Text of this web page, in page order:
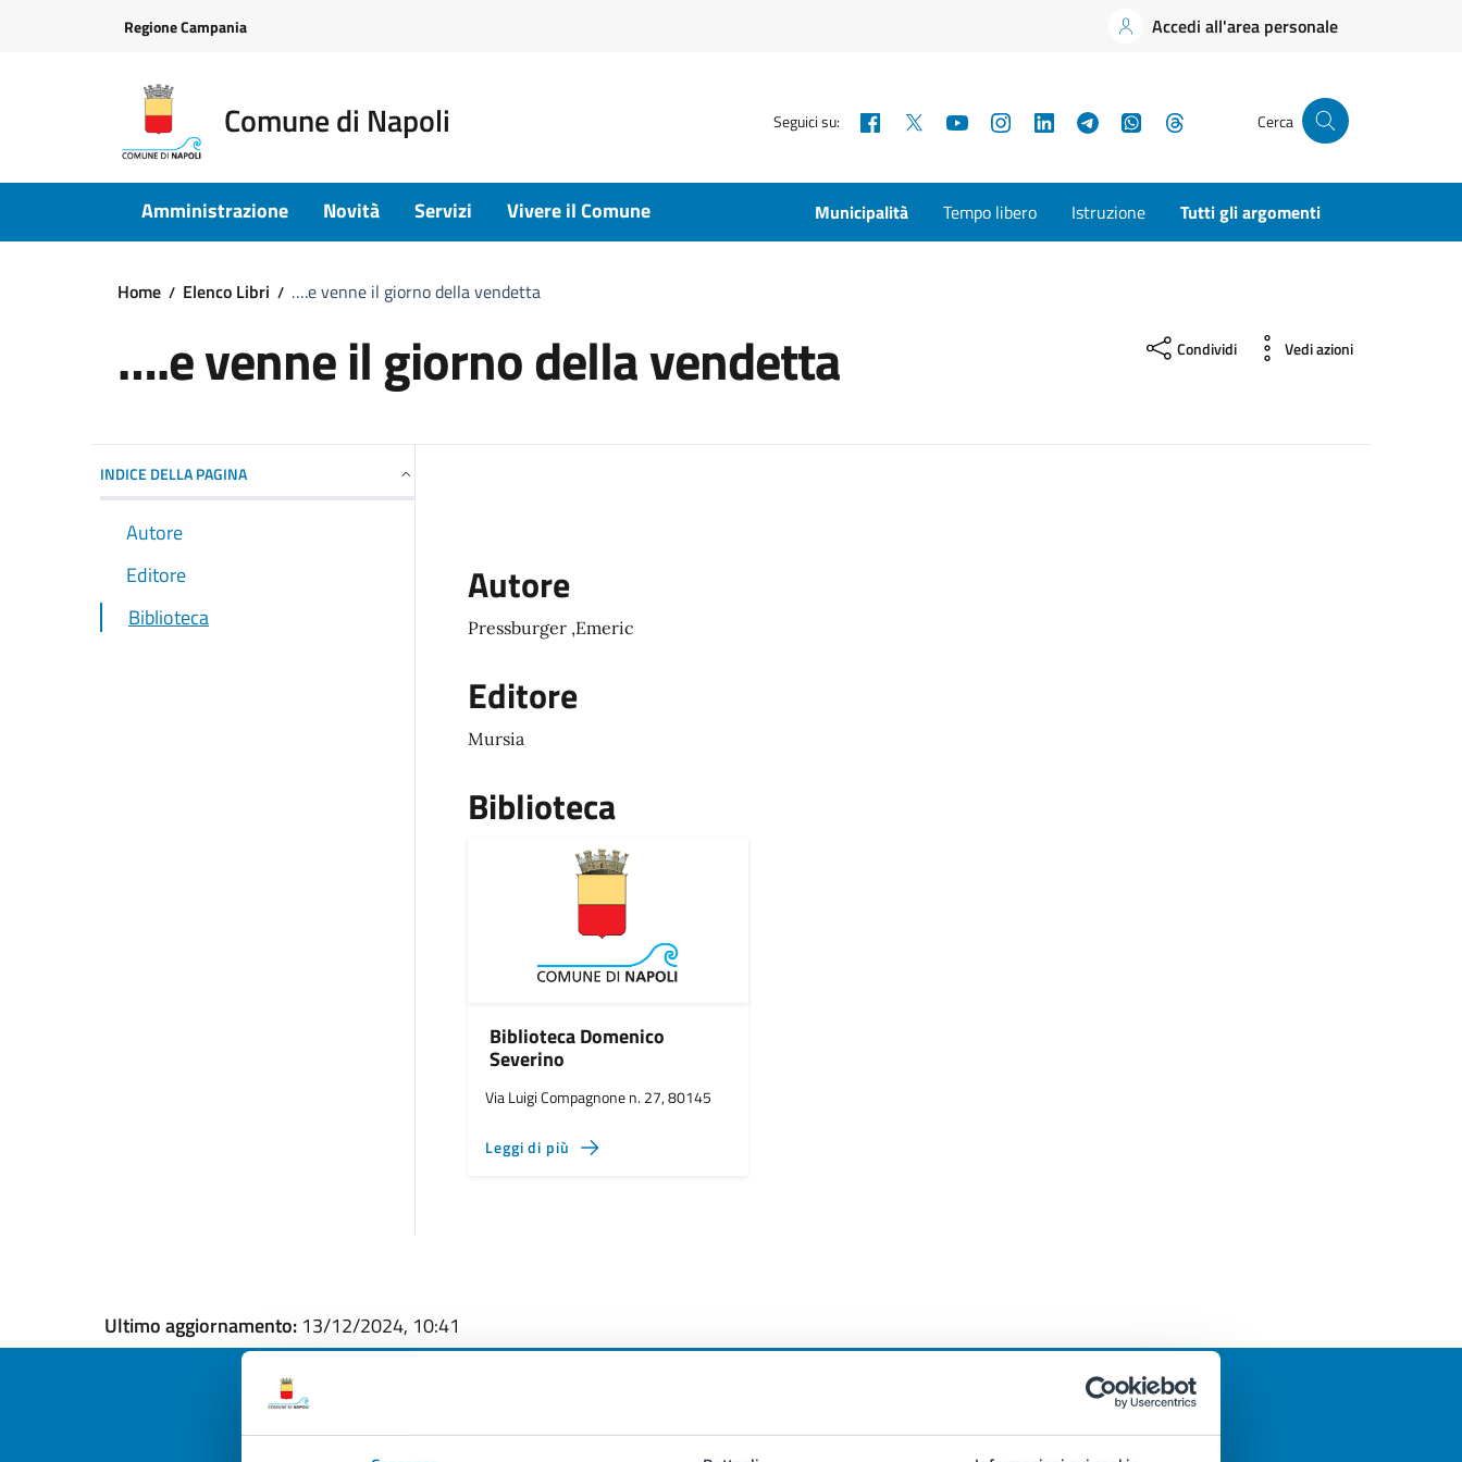
Regione Campania Accedi all'area personale
Comune di Napoli Seguici su: Facebook YouTubeInstagramLinkedInTelegramWhatsApp Cerca
Amministrazione Novità Servizi Vivere il Comune Municipalità Tempo libero Istruzione Tutti gli argomenti
Home Elenco Libri ….e venne il giorno della vendetta
….e venne il giorno della vendetta Condividi Vedi azioni
INDICE DELLA PAGINA
Autore
Editore
Biblioteca
Autore
Pressburger ,Emeric
Editore
Mursia
Biblioteca
Biblioteca Domenico
Severino
Via Luigi Compagnone n. 27, 80145
Leggi di più
Ultimo aggiornamento: 13/12/2024, 10:41